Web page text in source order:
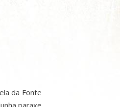
da Fonte